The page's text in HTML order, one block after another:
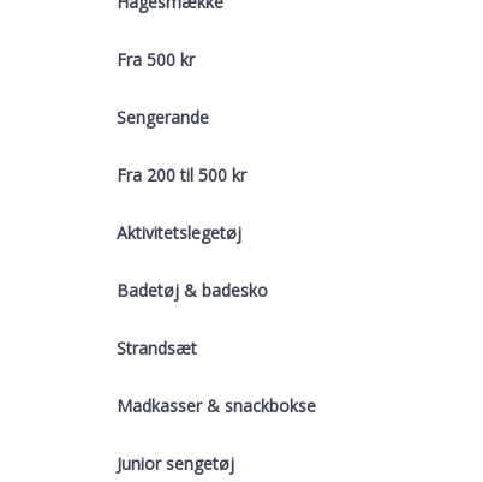
Fra 500 kr
Sengerande
Fra 200 til 500 kr
Aktivitetslegetøj
Badetøj & badesko
Strandsæt
Madkasser & snackbokse
Junior sengetøj